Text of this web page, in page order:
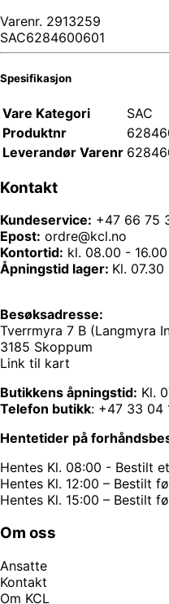
Varenr. 2913259
SAC6284600601
Spesifikasjon
Vare Kategori
SAC
Produktnr
Leverandør Varenr
Kontakt
Kundeservice: +47 66 75
Epost: ordre@kcl.no
Kontortid: kl. 08.00 - 16.00
Åpningstid lager: Kl. 07.30
Besøksadresse:
Tverrmyra 7 B (Langmyra
3185 Skoppum
Link til kart
Butikkens åpningstid: Kl.
Telefon butikk: +47 33 04
Hentetider på
Hentes Kl. 08:00 - Bestilt
Hentes Kl. 12:00 – Bestilt
Hentes Kl. 15:00 – Bestilt
Om oss
Ansatte
Kontakt
Om KCL